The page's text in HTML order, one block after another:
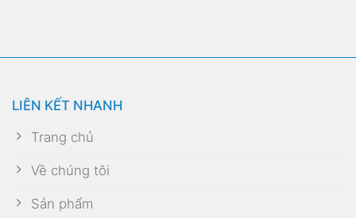
LIÊN KẾT NHANH
Trang chủ
Về chúng tôi
Sản phẩm